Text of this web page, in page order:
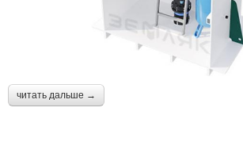
читать дальше →